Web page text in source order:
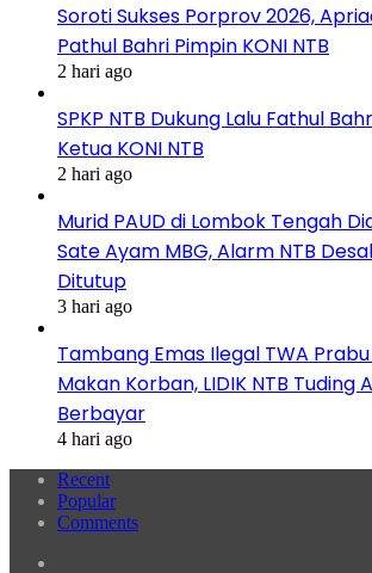
Soroti Sukses Porprov 2026,
Pathul Bahri Pimpin KONI NTB
2 hari ago
SPKP NTB Dukung Lalu Fathul
Ketua KONI NTB
2 hari ago
Murid PAUD di Lombok Tengah
Sate Ayam MBG, Alarm NTB
Ditutup
3 hari ago
Tambang Emas Ilegal TWA
Makan Korban, LIDIK NTB Tuding
Berbayar
4 hari ago
Recent
Popular
Comments